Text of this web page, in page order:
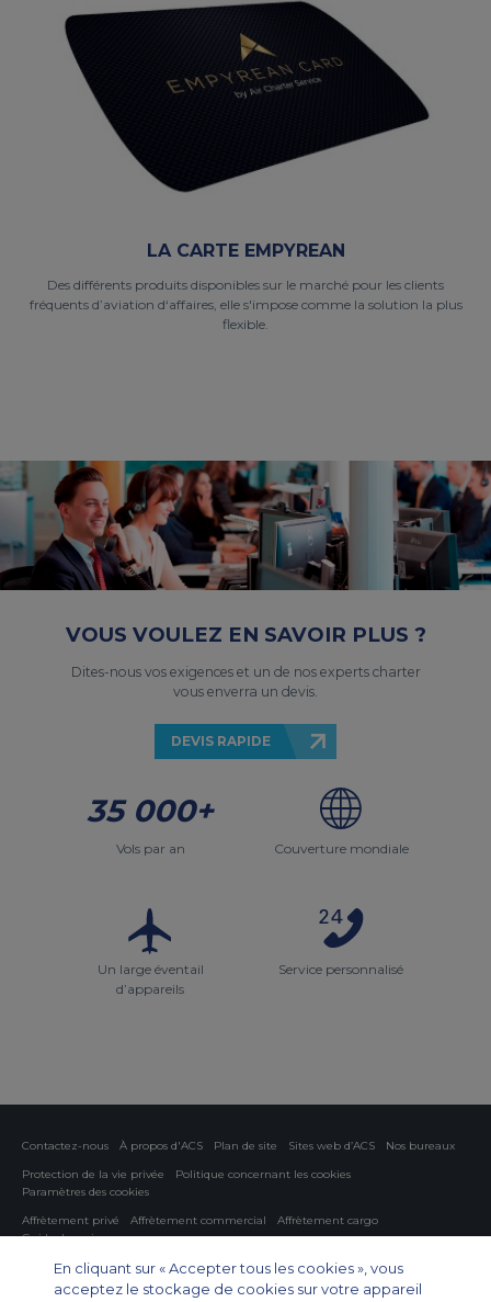
LA CARTE EMPYREAN
Des différents produits disponibles sur le marché pour les clients
fréquents d’aviation d‘affaires, elle s'impose comme la solution la plus
flexible.
VOUS VOULEZ EN SAVOIR PLUS ?
Dites-nous vos exigences et un de nos experts charter
vous enverra un devis.
DEVIS RAPIDE
35 000+
Vols par an Couverture mondiale
Un large éventail
d’appareils
Service personnalisé
Contactez-nous À propos d'ACS Plan de site Sites web d’ACS
Nos bureaux
Protection de la vie privée
Politique concernant les cookies
Paramètres des cookies
Affrètement privé
Affrètement commercial
Affrètement cargo
Guide des avions
Private Charter App
En cliquant sur « Accepter tous les cookies », vous
acceptez le stockage de cookies sur votre appareil